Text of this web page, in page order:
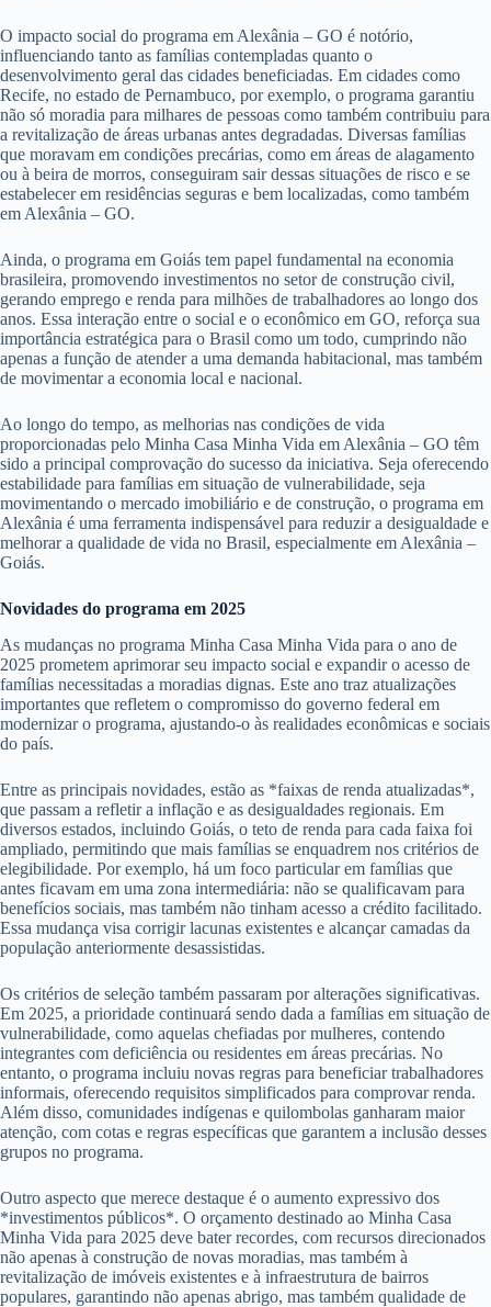
O impacto social do programa em Alexânia – GO é notório,
influenciando tanto as famílias contempladas quanto o
desenvolvimento geral das cidades beneficiadas. Em cidades como
Recife, no estado de Pernambuco, por exemplo, o programa garantiu
não só moradia para milhares de pessoas como também contribuiu para
a revitalização de áreas urbanas antes degradadas. Diversas famílias
que moravam em condições precárias, como em áreas de alagamento
ou à beira de morros, conseguiram sair dessas situações de risco e se
estabelecer em residências seguras e bem localizadas, como também
em Alexânia – GO.
Ainda, o programa em Goiás tem papel fundamental na economia
brasileira, promovendo investimentos no setor de construção civil,
gerando emprego e renda para milhões de trabalhadores ao longo dos
anos. Essa interação entre o social e o econômico em GO, reforça sua
importância estratégica para o Brasil como um todo, cumprindo não
apenas a função de atender a uma demanda habitacional, mas também
de movimentar a economia local e nacional.
Ao longo do tempo, as melhorias nas condições de vida
proporcionadas pelo Minha Casa Minha Vida em Alexânia – GO têm
sido a principal comprovação do sucesso da iniciativa. Seja oferecendo
estabilidade para famílias em situação de vulnerabilidade, seja
movimentando o mercado imobiliário e de construção, o programa em
Alexânia é uma ferramenta indispensável para reduzir a desigualdade e
melhorar a qualidade de vida no Brasil, especialmente em Alexânia –
Goiás.
Novidades do programa em 2025
As mudanças no programa Minha Casa Minha Vida para o ano de
2025 prometem aprimorar seu impacto social e expandir o acesso de
famílias necessitadas a moradias dignas. Este ano traz atualizações
importantes que refletem o compromisso do governo federal em
modernizar o programa, ajustando-o às realidades econômicas e sociais
do país.
Entre as principais novidades, estão as *faixas de renda atualizadas*,
que passam a refletir a inflação e as desigualdades regionais. Em
diversos estados, incluindo Goiás, o teto de renda para cada faixa foi
ampliado, permitindo que mais famílias se enquadrem nos critérios de
elegibilidade. Por exemplo, há um foco particular em famílias que
antes ficavam em uma zona intermediária: não se qualificavam para
benefícios sociais, mas também não tinham acesso a crédito facilitado.
Essa mudança visa corrigir lacunas existentes e alcançar camadas da
população anteriormente desassistidas.
Os critérios de seleção também passaram por alterações significativas.
Em 2025, a prioridade continuará sendo dada a famílias em situação de
vulnerabilidade, como aquelas chefiadas por mulheres, contendo
integrantes com deficiência ou residentes em áreas precárias. No
entanto, o programa incluiu novas regras para beneficiar trabalhadores
informais, oferecendo requisitos simplificados para comprovar renda.
Além disso, comunidades indígenas e quilombolas ganharam maior
atenção, com cotas e regras específicas que garantem a inclusão desses
grupos no programa.
Outro aspecto que merece destaque é o aumento expressivo dos
*investimentos públicos*. O orçamento destinado ao Minha Casa
Minha Vida para 2025 deve bater recordes, com recursos direcionados
não apenas à construção de novas moradias, mas também à
revitalização de imóveis existentes e à infraestrutura de bairros
populares, garantindo não apenas abrigo, mas também qualidade de